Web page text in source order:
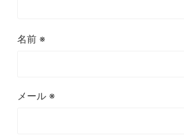
名前 ※
メール ※